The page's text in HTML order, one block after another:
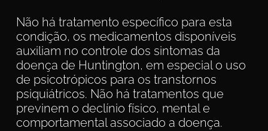
Não há tratamento específico para esta
condição, os medicamentos disponíveis
auxiliam no controle dos sintomas da
doença de Huntington, em especial o uso
de psicotrópicos para os transtornos
psiquiátricos. Não há tratamentos que
previnem o declínio físico, mental e
comportamental associado a doença.